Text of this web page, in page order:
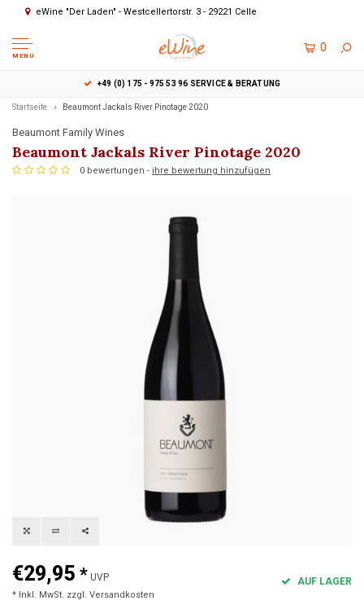
eWine "Der Laden" - Westcellertorstr. 3 - 29221 Celle
MENU
0
+49 (0) 175 - 975 53 96 SERVICE & BERATUNG
Startseite Beaumont Jackals River Pinotage 2020
Beaumont Family Wines
Beaumont Jackals River Pinotage 2020
0 bewertungen - ihre bewertung hinzufügen
€29,95 * UVP
* Inkl. MwSt. zzgl. Versandkosten
AUF LAGER